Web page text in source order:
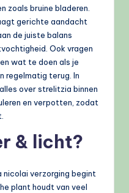
zoals bruine bladeren.
gerichte aandacht
de juiste balans
Ook vragen
wat te doen als je
regelmatig terug. In
over strelitzia binnen
en verpotten, zodat
& licht?
verzorging begint
plant houdt van veel